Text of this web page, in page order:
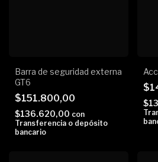
Barra de seguridad externa
GT6
$151.800,00
$136.620,00 con
Transferencia o depósito
bancario